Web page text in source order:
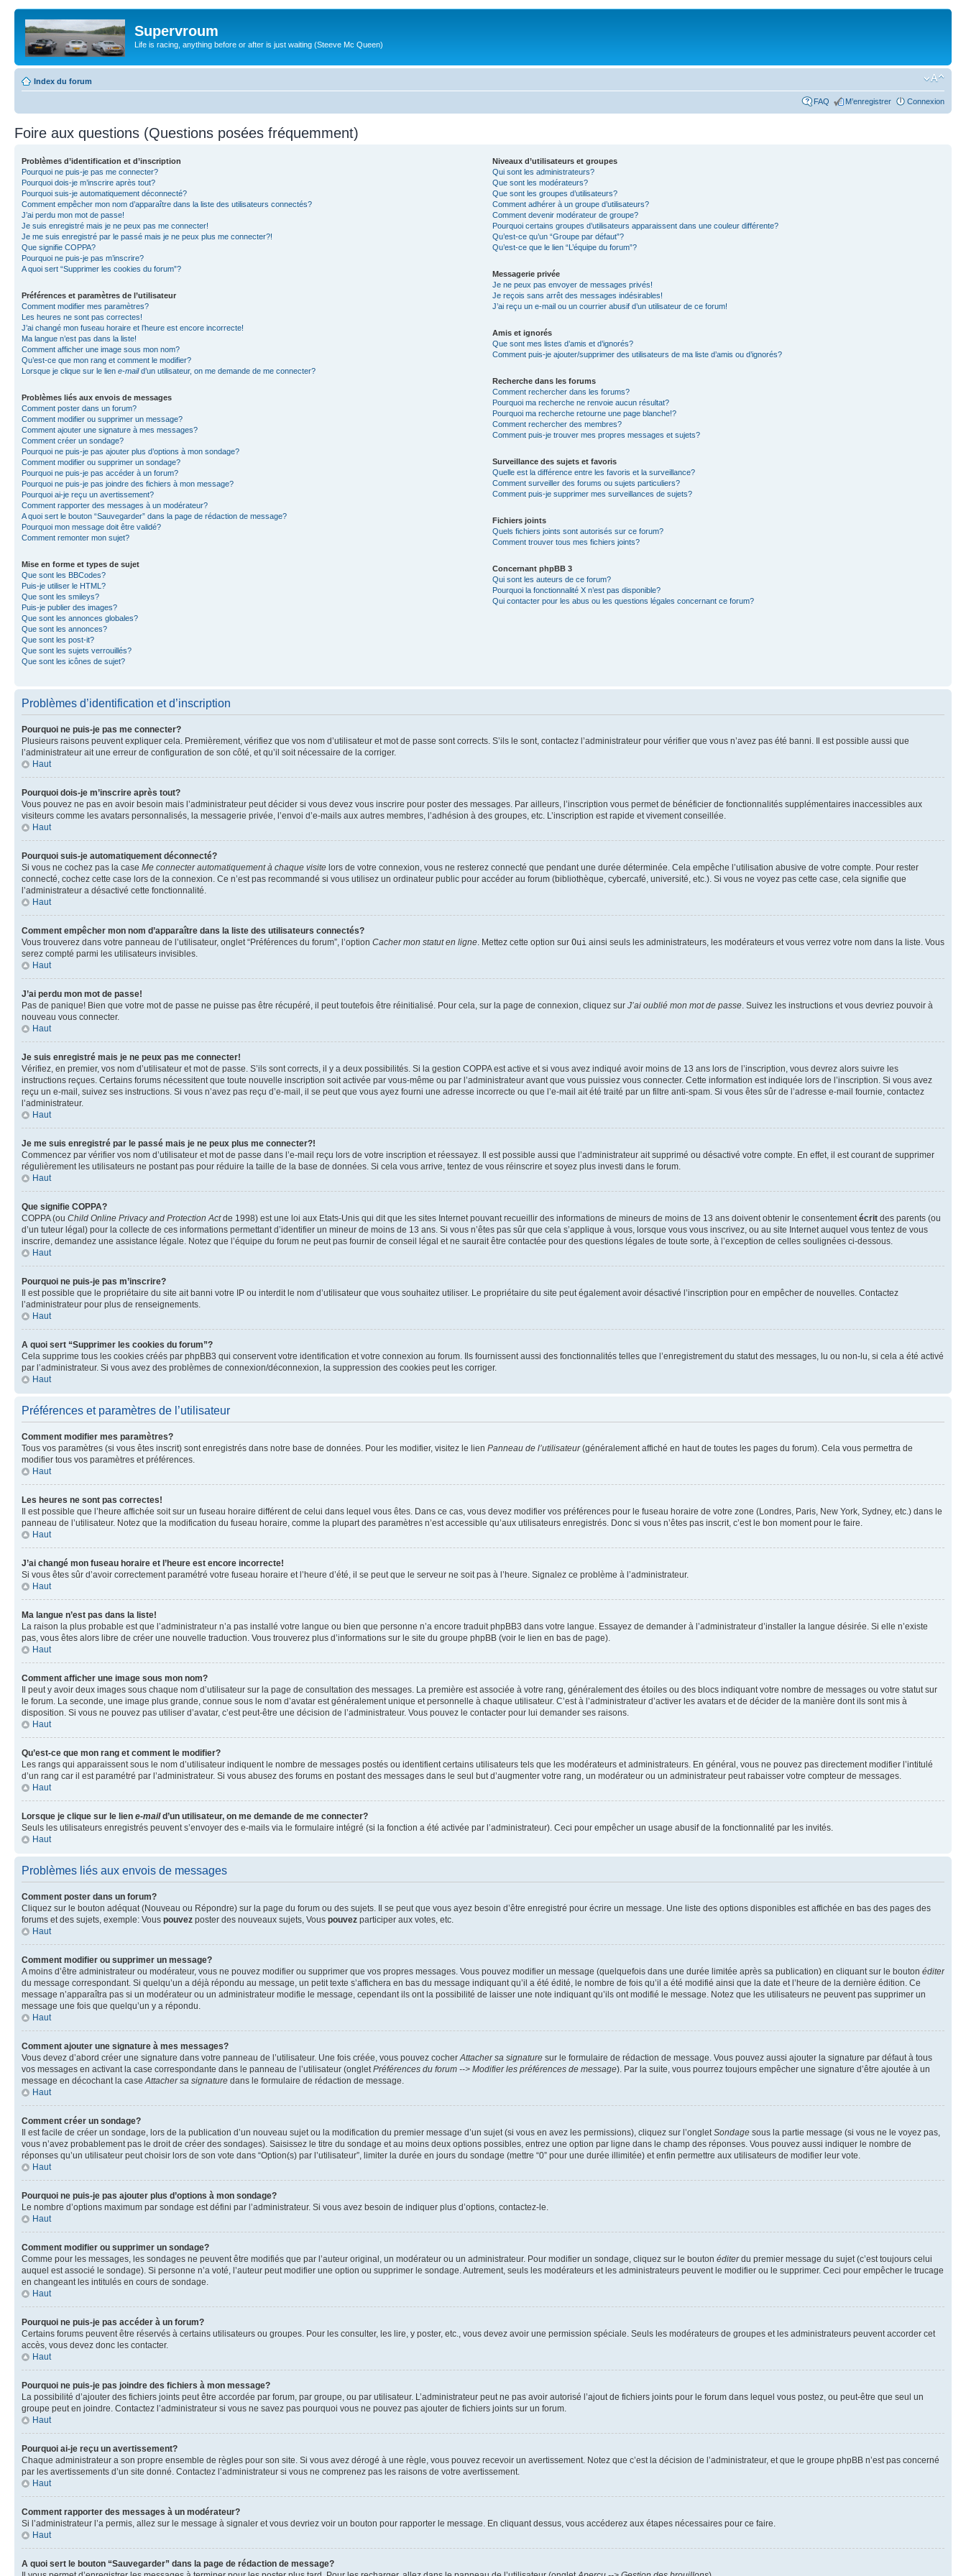
Supervroum
Life is racing, anything before or after is just waiting (Steeve Mc Queen)
Index du forum
FAQ M’enregistrer Connexion
Foire aux questions (Questions posées fréquemment)
Problèmes d’identification et d’inscription
Pourquoi ne puis-je pas me connecter?
Pourquoi dois-je m’inscrire après tout?
Pourquoi suis-je automatiquement déconnecté?
Comment empêcher mon nom d’apparaître dans la liste des utilisateurs connectés?
J’ai perdu mon mot de passe!
Je suis enregistré mais je ne peux pas me connecter!
Je me suis enregistré par le passé mais je ne peux plus me connecter?!
Que signifie COPPA?
Pourquoi ne puis-je pas m’inscrire?
A quoi sert “Supprimer les cookies du forum”?
Préférences et paramètres de l’utilisateur
Comment modifier mes paramètres?
Les heures ne sont pas correctes!
J’ai changé mon fuseau horaire et l’heure est encore incorrecte!
Ma langue n’est pas dans la liste!
Comment afficher une image sous mon nom?
Qu’est-ce que mon rang et comment le modifier?
Lorsque je clique sur le lien e-maild’un utilisateur, on me demande de me connecter?
Problèmes liés aux envois de messages
Comment poster dans un forum?
Comment modifier ou supprimer un message?
Comment ajouter une signature à mes messages?
Comment créer un sondage?
Pourquoi ne puis-je pas ajouter plus d’options à mon sondage?
Comment modifier ou supprimer un sondage?
Pourquoi ne puis-je pas accéder à un forum?
Pourquoi ne puis-je pas joindre des fichiers à mon message?
Pourquoi ai-je reçu un avertissement?
Comment rapporter des messages à un modérateur?
A quoi sert le bouton “Sauvegarder” dans la page de rédaction de message?
Pourquoi mon message doit être validé?
Comment remonter mon sujet?
Mise en forme et types de sujet
Que sont les BBCodes?
Puis-je utiliser le HTML?
Que sont les smileys?
Puis-je publier des images?
Que sont les annonces globales?
Que sont les annonces?
Que sont les post-it?
Que sont les sujets verrouillés?
Que sont les icônes de sujet?
Niveaux d’utilisateurs et groupes
Qui sont les administrateurs?
Que sont les modérateurs?
Que sont les groupes d’utilisateurs?
Comment adhérer à un groupe d’utilisateurs?
Comment devenir modérateur de groupe?
Pourquoi certains groupes d’utilisateurs apparaissent dans une couleur différente?
Qu’est-ce qu’un “Groupe par défaut”?
Qu’est-ce que le lien “L’équipe du forum”?
Messagerie privée
Je ne peux pas envoyer de messages privés!
Je reçois sans arrêt des messages indésirables!
J’ai reçu un e-mail ou un courrier abusif d’un utilisateur de ce forum!
Amis et ignorés
Que sont mes listes d’amis et d’ignorés?
Comment puis-je ajouter/supprimer des utilisateurs de ma liste d’amis ou d’ignorés?
Recherche dans les forums
Comment rechercher dans les forums?
Pourquoi ma recherche ne renvoie aucun résultat?
Pourquoi ma recherche retourne une page blanche!?
Comment rechercher des membres?
Comment puis-je trouver mes propres messages et sujets?
Surveillance des sujets et favoris
Quelle est la différence entre les favoris et la surveillance?
Comment surveiller des forums ou sujets particuliers?
Comment puis-je supprimer mes surveillances de sujets?
Fichiers joints
Quels fichiers joints sont autorisés sur ce forum?
Comment trouver tous mes fichiers joints?
Concernant phpBB 3
Qui sont les auteurs de ce forum?
Pourquoi la fonctionnalité X n’est pas disponible?
Qui contacter pour les abus ou les questions légales concernant ce forum?
Problèmes d’identification et d’inscription
Pourquoi ne puis-je pas me connecter?
Plusieurs raisons peuvent expliquer cela. Premièrement, vérifiez que vos nom d’utilisateur et mot de passe sont corrects. S’ils le sont, contactez l’administrateur pour vérifier que vous n’avez pas été banni. Il est possible aussi que
l’administrateur ait une erreur de configuration de son côté, et qu’il soit nécessaire de la corriger.
Haut
Pourquoi dois-je m’inscrire après tout?
Vous pouvez ne pas en avoir besoin mais l’administrateur peut décider si vous devez vous inscrire pour poster des messages. Par ailleurs, l’inscription vous permet de bénéficier de fonctionnalités supplémentaires inaccessibles aux
visiteurs comme les avatars personnalisés, la messagerie privée, l’envoi d’e-mails aux autres membres, l’adhésion à des groupes, etc. L’inscription est rapide et vivement conseillée.
Haut
Pourquoi suis-je automatiquement déconnecté?
Si vous ne cochez pas la case Me connecter automatiquement à chaque visite lors de votre connexion, vous ne resterez connecté que pendant une durée déterminée. Cela empêche l’utilisation abusive de votre compte. Pour rester
connecté, cochez cette case lors de la connexion. Ce n’est pas recommandé si vous utilisez un ordinateur public pour accéder au forum (bibliothèque, cybercafé, université, etc.). Si vous ne voyez pas cette case, cela signifie que
l’administrateur a désactivé cette fonctionnalité.
Haut
Comment empêcher mon nom d’apparaître dans la liste des utilisateurs connectés?
Vous trouverez dans votre panneau de l’utilisateur, onglet “Préférences du forum”, l’option Cacher mon statut en ligne . Mettez cette option sur Oui ainsi seuls les administrateurs, les modérateurs et vous verrez votre nom dans la liste. Vous
serez compté parmi les utilisateurs invisibles.
Haut
J’ai perdu mon mot de passe!
Pas de panique! Bien que votre mot de passe ne puisse pas être récupéré, il peut toutefois être réinitialisé. Pour cela, sur la page de connexion, cliquez sur J’ai oublié mon mot de passe . Suivez les instructions et vous devriez pouvoir à
nouveau vous connecter.
Haut
Je suis enregistré mais je ne peux pas me connecter!
Vérifiez, en premier, vos nom d’utilisateur et mot de passe. S’ils sont corrects, il y a deux possibilités. Si la gestion COPPA est active et si vous avez indiqué avoir moins de 13 ans lors de l’inscription, vous devrez alors suivre les
instructions reçues. Certains forums nécessitent que toute nouvelle inscription soit activée par vous-même ou par l’administrateur avant que vous puissiez vous connecter. Cette information est indiquée lors de l’inscription. Si vous avez
reçu un e-mail, suivez ses instructions. Si vous n’avez pas reçu d’e-mail, il se peut que vous ayez fourni une adresse incorrecte ou que l’e-mail ait été traité par un filtre anti-spam. Si vous êtes sûr de l’adresse e-mail fournie, contactez
l’administrateur.
Haut
Je me suis enregistré par le passé mais je ne peux plus me connecter?!
Commencez par vérifier vos nom d’utilisateur et mot de passe dans l’e-mail reçu lors de votre inscription et réessayez. Il est possible aussi que l’administrateur ait supprimé ou désactivé votre compte. En effet, il est courant de supprimer
régulièrement les utilisateurs ne postant pas pour réduire la taille de la base de données. Si cela vous arrive, tentez de vous réinscrire et soyez plus investi dans le forum.
Haut
Que signifie COPPA?
COPPA (ou Child Online Privacy and Protection Actde 1998) est une loi aux Etats-Unis qui dit que les sites Internet pouvant recueillir des informations de mineurs de moins de 13 ans doivent obtenir le consentement écrit des parents (ou
d’un tuteur légal) pour la collecte de ces informations permettant d’identifier un mineur de moins de 13 ans. Si vous n’êtes pas sûr que cela s’applique à vous, lorsque vous vous inscrivez, ou au site Internet auquel vous tentez de vous
inscrire, demandez une assistance légale. Notez que l’équipe du forum ne peut pas fournir de conseil légal et ne saurait être contactée pour des questions légales de toute sorte, à l’exception de celles soulignées ci-dessous.
Haut
Pourquoi ne puis-je pas m’inscrire?
Il est possible que le propriétaire du site ait banni votre IP ou interdit le nom d’utilisateur que vous souhaitez utiliser. Le propriétaire du site peut également avoir désactivé l’inscription pour en empêcher de nouvelles. Contactez
l’administrateur pour plus de renseignements.
Haut
A quoi sert “Supprimer les cookies du forum”?
Cela supprime tous les cookies créés par phpBB3 qui conservent votre identification et votre connexion au forum. Ils fournissent aussi des fonctionnalités telles que l’enregistrement du statut des messages, lu ou non-lu, si cela a été activé
par l’administrateur. Si vous avez des problèmes de connexion/déconnexion, la suppression des cookies peut les corriger.
Haut
Préférences et paramètres de l’utilisateur
Comment modifier mes paramètres?
Tous vos paramètres (si vous êtes inscrit) sont enregistrés dans notre base de données. Pour les modifier, visitez le lien Panneau de l’utilisateur(généralement affiché en haut de toutes les pages du forum). Cela vous permettra de
modifier tous vos paramètres et préférences.
Haut
Les heures ne sont pas correctes!
Il est possible que l’heure affichée soit sur un fuseau horaire différent de celui dans lequel vous êtes. Dans ce cas, vous devez modifier vos préférences pour le fuseau horaire de votre zone (Londres, Paris, New York, Sydney, etc.) dans le
panneau de l’utilisateur. Notez que la modification du fuseau horaire, comme la plupart des paramètres n’est accessible qu’aux utilisateurs enregistrés. Donc si vous n’êtes pas inscrit, c’est le bon moment pour le faire.
Haut
J’ai changé mon fuseau horaire et l’heure est encore incorrecte!
Si vous êtes sûr d’avoir correctement paramétré votre fuseau horaire et l’heure d’été, il se peut que le serveur ne soit pas à l’heure. Signalez ce problème à l’administrateur.
Haut
Ma langue n’est pas dans la liste!
La raison la plus probable est que l’administrateur n’a pas installé votre langue ou bien que personne n’a encore traduit phpBB3 dans votre langue. Essayez de demander à l’administrateur d’installer la langue désirée. Si elle n’existe
pas, vous êtes alors libre de créer une nouvelle traduction. Vous trouverez plus d’informations sur le site du groupe phpBB (voir le lien en bas de page).
Haut
Comment afficher une image sous mon nom?
Il peut y avoir deux images sous chaque nom d’utilisateur sur la page de consultation des messages. La première est associée à votre rang, généralement des étoiles ou des blocs indiquant votre nombre de messages ou votre statut sur
le forum. La seconde, une image plus grande, connue sous le nom d’avatar est généralement unique et personnelle à chaque utilisateur. C’est à l’administrateur d’activer les avatars et de décider de la manière dont ils sont mis à
disposition. Si vous ne pouvez pas utiliser d’avatar, c’est peut-être une décision de l’administrateur. Vous pouvez le contacter pour lui demander ses raisons.
Haut
Qu’est-ce que mon rang et comment le modifier?
Les rangs qui apparaissent sous le nom d’utilisateur indiquent le nombre de messages postés ou identifient certains utilisateurs tels que les modérateurs et administrateurs. En général, vous ne pouvez pas directement modifier l’intitulé
d’un rang car il est paramétré par l’administrateur. Si vous abusez des forums en postant des messages dans le seul but d’augmenter votre rang, un modérateur ou un administrateur peut rabaisser votre compteur de messages.
Haut
Lorsque je clique sur le lien e-maild’un utilisateur, on me demande de me connecter?
Seuls les utilisateurs enregistrés peuvent s’envoyer des e-mails via le formulaire intégré (si la fonction a été activée par l’administrateur). Ceci pour empêcher un usage abusif de la fonctionnalité par les invités.
Haut
Problèmes liés aux envois de messages
Comment poster dans un forum?
Cliquez sur le bouton adéquat (Nouveau ou Répondre) sur la page du forum ou des sujets. Il se peut que vous ayez besoin d’être enregistré pour écrire un message. Une liste des options disponibles est affichée en bas des pages des
forums et des sujets, exemple: Vous pouvez poster des nouveaux sujets, Vous pouvez participer aux votes, etc.
Haut
Comment modifier ou supprimer un message?
A moins d’être administrateur ou modérateur, vous ne pouvez modifier ou supprimer que vos propres messages. Vous pouvez modifier un message (quelquefois dans une durée limitée après sa publication) en cliquant sur le bouton éditer
du message correspondant. Si quelqu’un a déjà répondu au message, un petit texte s’affichera en bas du message indiquant qu’il a été édité, le nombre de fois qu’il a été modifié ainsi que la date et l’heure de la dernière édition. Ce
message n’apparaîtra pas si un modérateur ou un administrateur modifie le message, cependant ils ont la possibilité de laisser une note indiquant qu’ils ont modifié le message. Notez que les utilisateurs ne peuvent pas supprimer un
message une fois que quelqu’un y a répondu.
Haut
Comment ajouter une signature à mes messages?
Vous devez d’abord créer une signature dans votre panneau de l’utilisateur. Une fois créée, vous pouvez cocher Attacher sa signature sur le formulaire de rédaction de message. Vous pouvez aussi ajouter la signature par défaut à tous
vos messages en activant la case correspondante dans le panneau de l’utilisateur (onglet Préférences du forum --> Modifier les préférences de message). Par la suite, vous pourrez toujours empêcher une signature d’être ajoutée à un
message en décochant la case Attacher sa signature dans le formulaire de rédaction de message.
Haut
Comment créer un sondage?
Il est facile de créer un sondage, lors de la publication d’un nouveau sujet ou la modification du premier message d’un sujet (si vous en avez les permissions), cliquez sur l’onglet Sondage sous la partie message (si vous ne le voyez pas,
vous n’avez probablement pas le droit de créer des sondages). Saisissez le titre du sondage et au moins deux options possibles, entrez une option par ligne dans le champ des réponses. Vous pouvez aussi indiquer le nombre de
réponses qu’un utilisateur peut choisir lors de son vote dans “Option(s) par l’utilisateur”, limiter la durée en jours du sondage (mettre “0” pour une durée illimitée) et enfin permettre aux utilisateurs de modifier leur vote.
Haut
Pourquoi ne puis-je pas ajouter plus d’options à mon sondage?
Le nombre d’options maximum par sondage est défini par l’administrateur. Si vous avez besoin de indiquer plus d’options, contactez-le.
Haut
Comment modifier ou supprimer un sondage?
Comme pour les messages, les sondages ne peuvent être modifiés que par l’auteur original, un modérateur ou un administrateur. Pour modifier un sondage, cliquez sur le bouton éditerdu premier message du sujet (c’est toujours celui
auquel est associé le sondage). Si personne n’a voté, l’auteur peut modifier une option ou supprimer le sondage. Autrement, seuls les modérateurs et les administrateurs peuvent le modifier ou le supprimer. Ceci pour empêcher le trucage
en changeant les intitulés en cours de sondage.
Haut
Pourquoi ne puis-je pas accéder à un forum?
Certains forums peuvent être réservés à certains utilisateurs ou groupes. Pour les consulter, les lire, y poster, etc., vous devez avoir une permission spéciale. Seuls les modérateurs de groupes et les administrateurs peuvent accorder cet
accès, vous devez donc les contacter.
Haut
Pourquoi ne puis-je pas joindre des fichiers à mon message?
La possibilité d’ajouter des fichiers joints peut être accordée par forum, par groupe, ou par utilisateur. L’administrateur peut ne pas avoir autorisé l’ajout de fichiers joints pour le forum dans lequel vous postez, ou peut-être que seul un
groupe peut en joindre. Contactez l’administrateur si vous ne savez pas pourquoi vous ne pouvez pas ajouter de fichiers joints sur un forum.
Haut
Pourquoi ai-je reçu un avertissement?
Chaque administrateur a son propre ensemble de règles pour son site. Si vous avez dérogé à une règle, vous pouvez recevoir un avertissement. Notez que c’est la décision de l’administrateur, et que le groupe phpBB n’est pas concerné
par les avertissements d’un site donné. Contactez l’administrateur si vous ne comprenez pas les raisons de votre avertissement.
Haut
Comment rapporter des messages à un modérateur?
Si l’administrateur l’a permis, allez sur le message à signaler et vous devriez voir un bouton pour rapporter le message. En cliquant dessus, vous accéderez aux étapes nécessaires pour ce faire.
Haut
A quoi sert le bouton “Sauvegarder” dans la page de rédaction de message?